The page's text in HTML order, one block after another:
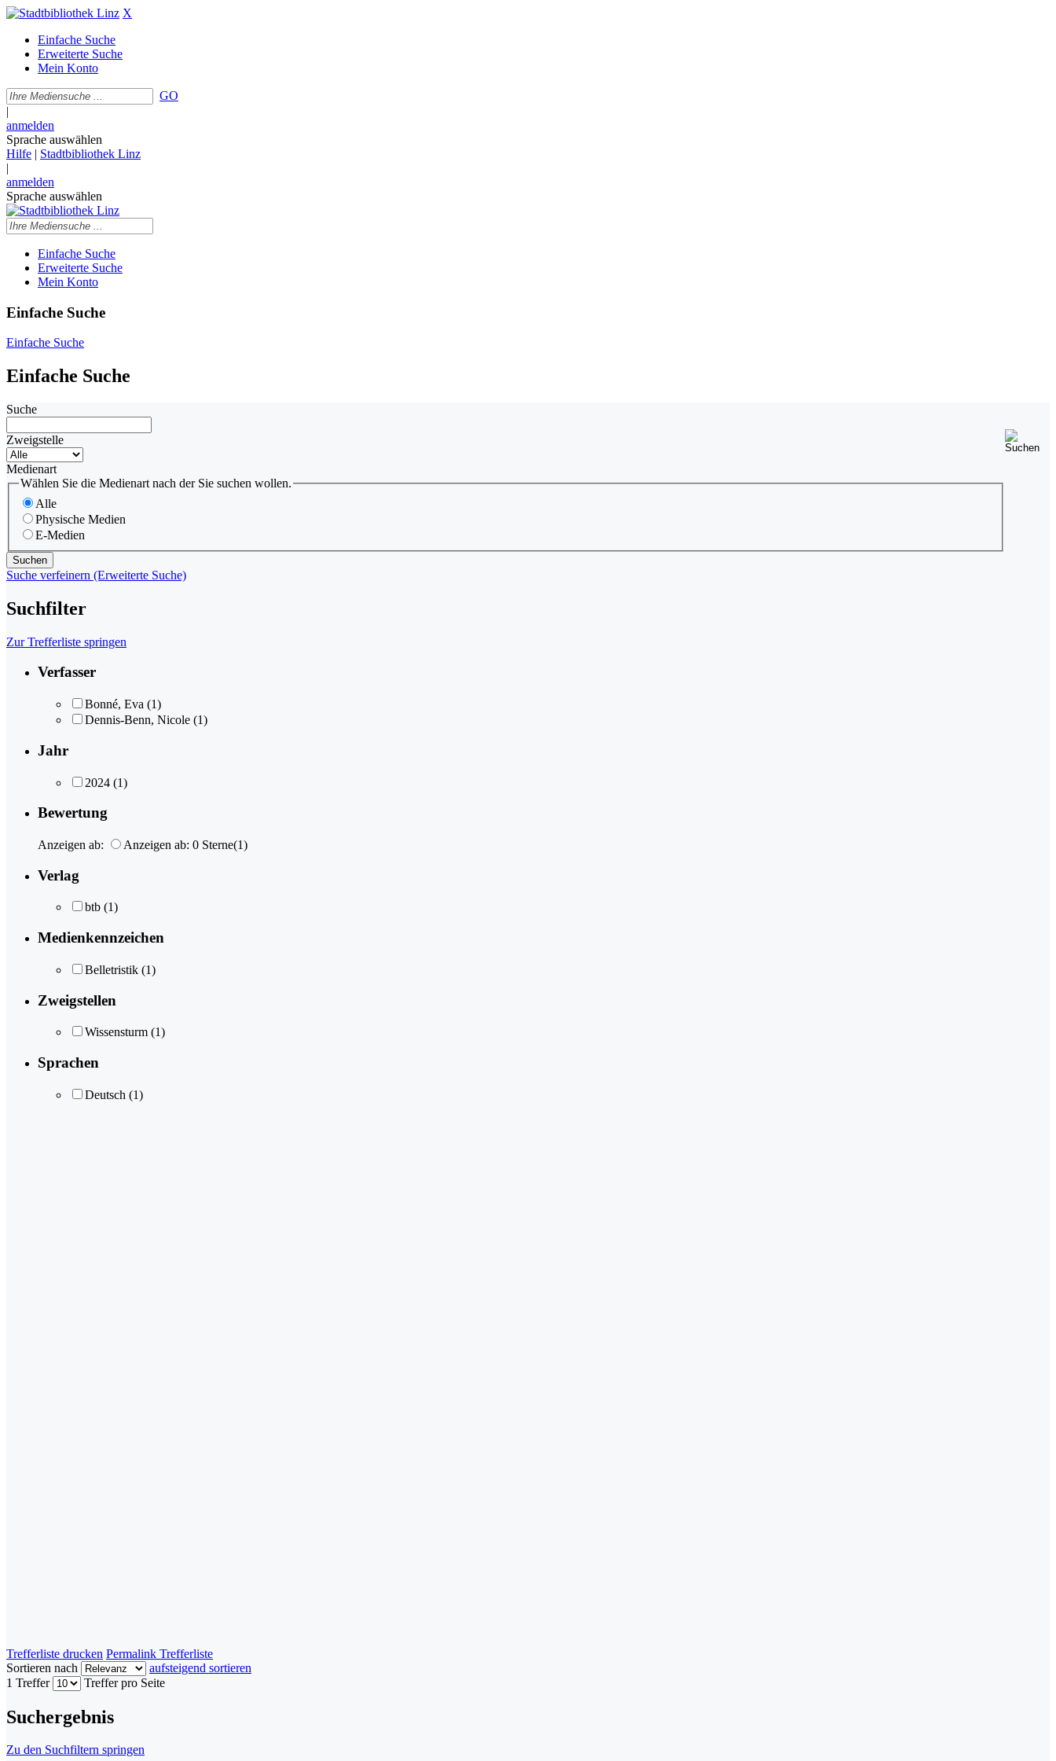
X
Einfache Suche
Erweiterte Suche
Mein Konto
GO
|
anmelden
Sprache auswählen
Hilfe | Stadtbibliothek Linz
|
anmelden
Sprache auswählen
Einfache Suche
Erweiterte Suche
Mein Konto
Einfache Suche
Einfache Suche
Einfache Suche
Suche
Zweigstelle
Medienart
Wählen Sie die Medienart nach der Sie suchen wollen.
Alle
Physische Medien
E-Medien
Suche verfeinern (Erweiterte Suche)
Suchfilter
Zur Trefferliste springen
Verfasser
Bonné, Eva (1)
Dennis-Benn, Nicole (1)
Jahr
2024 (1)
Bewertung
Anzeigen ab: Anzeigen ab: 0 Sterne(1)
Verlag
btb (1)
Medienkennzeichen
Belletristik (1)
Zweigstellen
Wissensturm (1)
Sprachen
Deutsch (1)
Trefferliste drucken Permalink Trefferliste
Sortieren nach
aufsteigend sortieren
1 Treffer
Treffer pro Seite
Suchergebnis
Zu den Suchfiltern springen